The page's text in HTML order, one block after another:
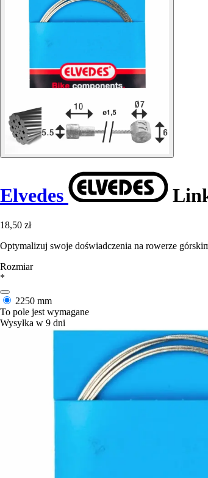
Elvedes
18,50 zł
Optymalizuj swoje doświadczenia na rowerze
Rozmiar
*
2250 mm
To pole jest wymagane
Wysyłka w 9 dni